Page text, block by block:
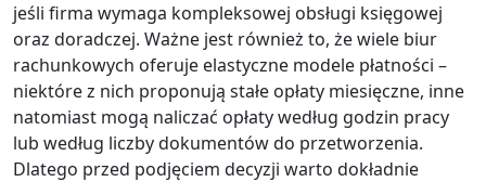
jeśli firma wymaga kompleksowej obsługi księgowej
oraz doradczej. Ważne jest również to, że wiele biur
rachunkowych oferuje elastyczne modele płatności –
niektóre z nich proponują stałe opłaty miesięczne, inne
natomiast mogą naliczać opłaty według godzin pracy
lub według liczby dokumentów do przetworzenia.
Dlatego przed podjęciem decyzji warto dokładnie